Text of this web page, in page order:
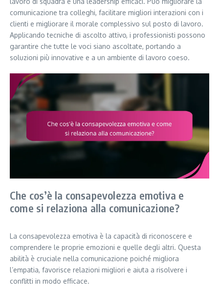
comunicazione tra colleghi, facilitare migliori interazioni con i
clienti e migliorare il morale complessivo sul posto di lavoro.
Applicando tecniche di ascolto attivo, i professionisti possono
garantire che tutte le voci siano ascoltate, portando a
soluzioni più innovative e a un ambiente di lavoro coeso.
Che cos’è la consapevolezza emotiva e
come si relaziona alla comunicazione?
La consapevolezza emotiva è la capacità di riconoscere e
comprendere le proprie emozioni e quelle degli altri. Questa
abilità è cruciale nella comunicazione poiché migliora
l’empatia, favorisce relazioni migliori e aiuta a risolvere i
conflitti in modo efficace.